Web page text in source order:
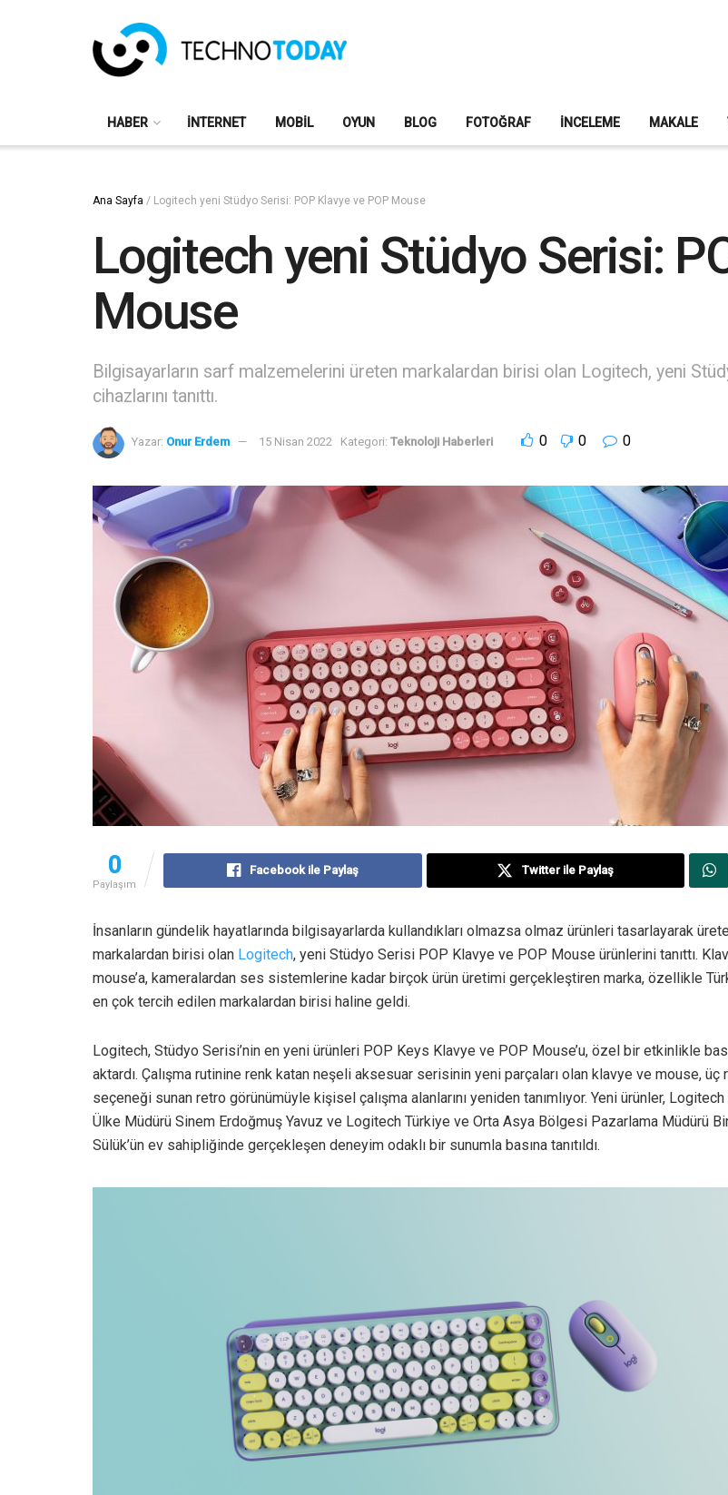
HABER İNTERNET MOBIL OYUN BLOG FOTOĞRAF İNCELEME MAKALE
Ana Sayfa / Logitech yeni Stüdyo Serisi: POP Klavye ve POP Mouse
Logitech yeni Stüdyo Serisi:
Mouse
Bilgisayarların sarf malzemelerini üreten markalardan birisi olan Logitech, yeni
cihazlarını tanıttı.
Yazar: Onur Erdem 15 Nisan 2022 Kategori: Teknoloji Haberleri 0 0 0
0
Paylaşım
Facebook ile Paylaş Twitter ile Paylaş
İnsanların gündelik hayatlarında bilgisayarlarda kullandıkları olmazsa olmaz ürünleri tasarlayarak
markalardan birisi olan Logitech, yeni Stüdyo Serisi POP Klavye ve POP Mouse ürünlerini tanıttı.
mouse’a, kameralardan ses sistemlerine kadar birçok ürün üretimi gerçekleştiren marka, özellikle
en çok tercih edilen markalardan birisi haline geldi.
Logitech, Stüdyo Serisi’nin en yeni ürünleri POP Keys Klavye ve POP Mouse’u, özel bir etkinlikle
aktardı. Çalışma rutinine renk katan neşeli aksesuar serisinin yeni parçaları olan klavye ve mouse, üç
seçeneği sunan retro görünümüyle kişisel çalışma alanlarını yeniden tanımlıyor. Yeni ürünler,
Ülke Müdürü Sinem Erdoğmuş Yavuz ve Logitech Türkiye ve Orta Asya Bölgesi Pazarlama Müdürü
Sülük’ün ev sahipliğinde gerçekleşen deneyim odaklı bir sunumla basına tanıtıldı.